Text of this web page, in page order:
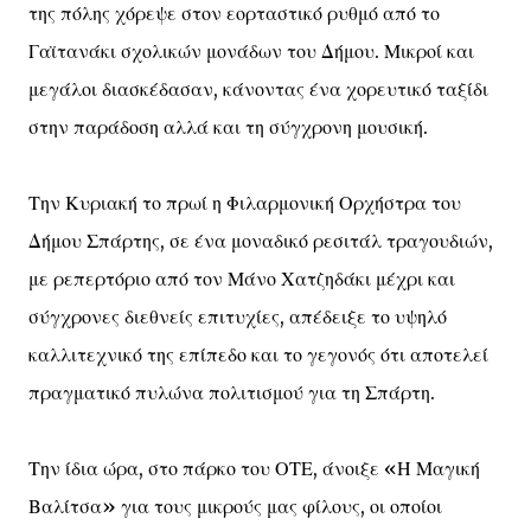
της πόλης χόρεψε στον εορταστικό ρυθμό από το
Γαϊτανάκι σχολικών μονάδων του Δήμου. Μικροί και
μεγάλοι διασκέδασαν, κάνοντας ένα χορευτικό ταξίδι
στην παράδοση αλλά και τη σύγχρονη μουσική.
Την Κυριακή το πρωί η Φιλαρμονική Ορχήστρα του
Δήμου Σπάρτης, σε ένα μοναδικό ρεσιτάλ τραγουδιών,
με ρεπερτόριο από τον Μάνο Χατζηδάκι μέχρι και
σύγχρονες διεθνείς επιτυχίες, απέδειξε το υψηλό
καλλιτεχνικό της επίπεδο και το γεγονός ότι αποτελεί
πραγματικό πυλώνα πολιτισμού για τη Σπάρτη.
Την ίδια ώρα, στο πάρκο του ΟΤΕ, άνοιξε «Η Μαγική
Βαλίτσα» για τους μικρούς μας φίλους, οι οποίοι